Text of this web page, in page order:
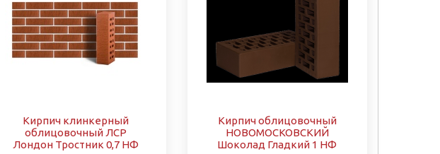
Кирпич клинкерный
облицовочный ЛСР
Лондон Тростник 0,7 НФ
Кирпич облицовочный
НОВОМОСКОВСКИЙ
Шоколад Гладкий 1 НФ